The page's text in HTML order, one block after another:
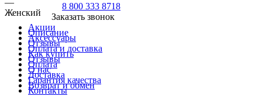
8 800 333 8718
Заказать звонок
Акции
Аксессуары
Оплата и доставка
Отзывы
О нас
Гарантия качества
Контакты
Женский
Описание
Отзывы
Как купить
Оплата
Доставка
Возврат и обмен